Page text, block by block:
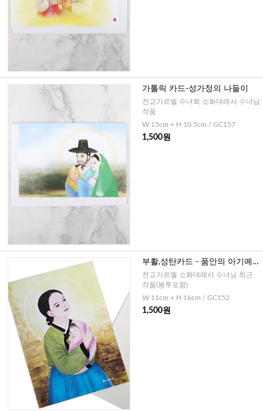
가톨릭 카드-성가정의 나들이
전교가르멜 수녀회 소화데레사 수녀님
작품
W 15cm + H 10.5cm / GC157
1,500원
부활,성탄카드 - 품안의 아기예수
님
전교가르멜 소화데레사 수녀님 최근
작품(봉투포함)
W 11cm + H 16cm / GC152
1,500원